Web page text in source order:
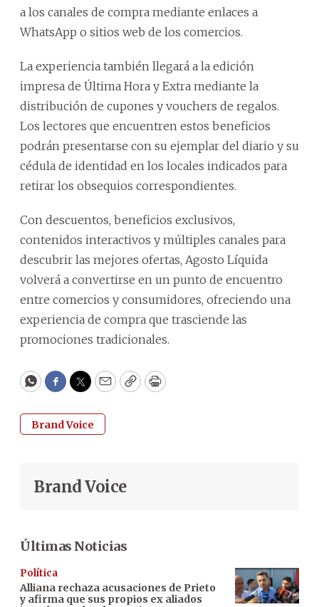
a los canales de compra mediante enlaces a
WhatsApp o sitios web de los comercios.
La experiencia también llegará a la edición
impresa de Última Hora y Extra mediante la
distribución de cupones y vouchers de regalos.
Los lectores que encuentren estos beneficios
podrán presentarse con su ejemplar del diario y su
cédula de identidad en los locales indicados para
retirar los obsequios correspondientes.
Con descuentos, beneficios exclusivos,
contenidos interactivos y múltiples canales para
descubrir las mejores ofertas, Agosto Líquida
volverá a convertirse en un punto de encuentro
entre comercios y consumidores, ofreciendo una
experiencia de compra que trasciende las
promociones tradicionales.
WhatsApp
Facebook
Twitter
EmailCopyPrint
Brand Voice
Brand Voice
Últimas Noticias
Política
Alliana rechaza acusaciones de Prieto
y afirma que sus propios ex aliados